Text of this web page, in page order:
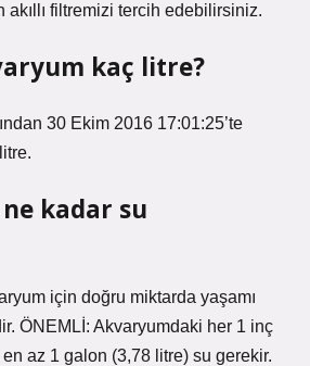
filtremizi tercih edebilirsiniz.
kaç litre?
30 Ekim 2016 17:01:25’te
kadar su
için doğru miktarda yaşamı
ÖNEMLİ: Akvaryumdaki her 1 inç
az 1 galon (3,78 litre) su gerekir.